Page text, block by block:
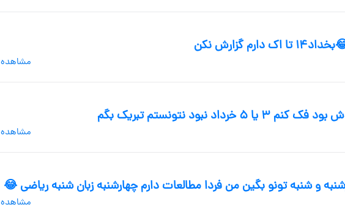
گزارش نکن
مشاهده
نبود نتونستم تبریک بگم
مشاهده
و شنبه تونو بگین من فردا مطالعات دارم چهارشنبه زبان شنبه ریاضی 😂
مشاهده